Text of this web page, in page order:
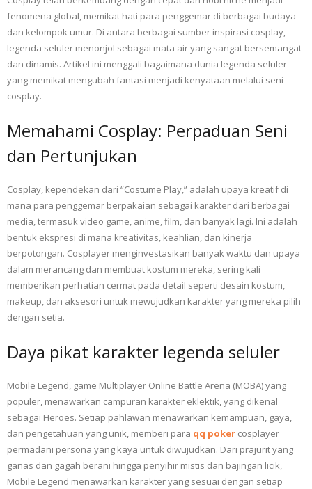
fenomena global, memikat hati para penggemar di berbagai budaya
dan kelompok umur. Di antara berbagai sumber inspirasi cosplay,
legenda seluler menonjol sebagai mata air yang sangat bersemangat
dan dinamis. Artikel ini menggali bagaimana dunia legenda seluler
yang memikat mengubah fantasi menjadi kenyataan melalui seni
cosplay.
Memahami Cosplay: Perpaduan Seni
dan Pertunjukan
Cosplay, kependekan dari “Costume Play,” adalah upaya kreatif di
mana para penggemar berpakaian sebagai karakter dari berbagai
media, termasuk video game, anime, film, dan banyak lagi. Ini adalah
bentuk ekspresi di mana kreativitas, keahlian, dan kinerja
berpotongan. Cosplayer menginvestasikan banyak waktu dan upaya
dalam merancang dan membuat kostum mereka, sering kali
memberikan perhatian cermat pada detail seperti desain kostum,
makeup, dan aksesori untuk mewujudkan karakter yang mereka pilih
dengan setia.
Daya pikat karakter legenda seluler
Mobile Legend, game Multiplayer Online Battle Arena (MOBA) yang
populer, menawarkan campuran karakter eklektik, yang dikenal
sebagai Heroes. Setiap pahlawan menawarkan kemampuan, gaya,
dan pengetahuan yang unik, memberi para qq poker cosplayer
permadani persona yang kaya untuk diwujudkan. Dari prajurit yang
ganas dan gagah berani hingga penyihir mistis dan bajingan licik,
Mobile Legend menawarkan karakter yang sesuai dengan setiap